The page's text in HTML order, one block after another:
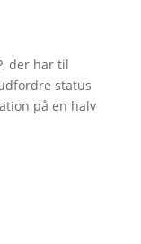
der har til
status
på en halv